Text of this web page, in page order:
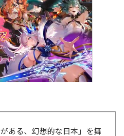
ある、幻想的な日本」を舞